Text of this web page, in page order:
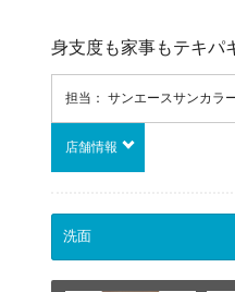
身支度も家事もテキパ
担当： サンエースサンカラ
店舗情報